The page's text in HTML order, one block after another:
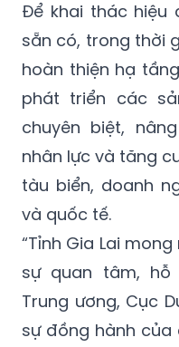
Để khai thác hiệu
sẵn có, trong thời
hoàn thiện hạ
phát triển các
chuyên biệt,
nhân lực và tăng
tàu biển, doanh
và quốc tế.
“Tỉnh Gia Lai
sự quan tâm,
Trung ương, Cục
sự đồng hành của